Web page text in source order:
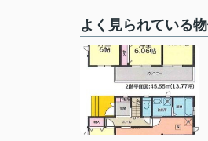
よく見られている